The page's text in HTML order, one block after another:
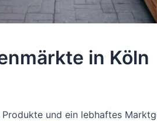
in Köln
und ein lebhaftes